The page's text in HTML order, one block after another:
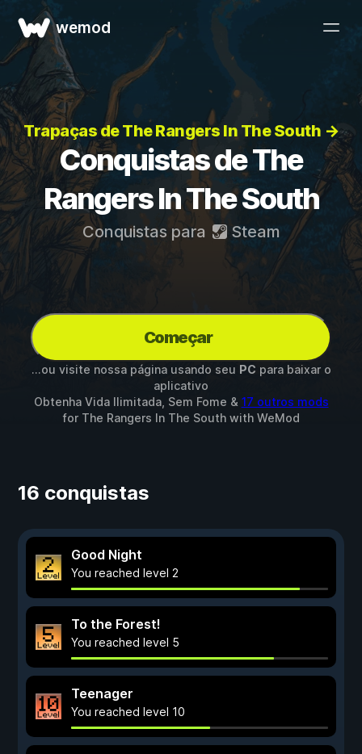
wemod
Trapaças de The Rangers In The South →
Conquistas de The
Rangers In The South
Conquistas para Steam
Começar
...ou visite nossa página usando seu PC para baixar o
aplicativo
Obtenha Vida Ilimitada, Sem Fome & 17 outros mods
for The Rangers In The Southwith WeMod
16 conquistas
Good Night
You reached level 2
To the Forest!
You reached level 5
Teenager
You reached level 10